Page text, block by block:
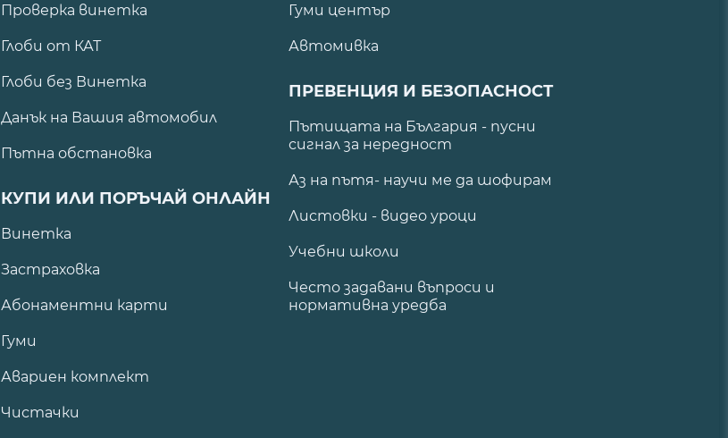
Проверка винетка
Глоби от КАТ
Глоби без Винетка
Данък на Вашия автомобил
Пътна обстановка
КУПИ ИЛИ ПОРЪЧАЙ ОНЛАЙН
Винетка
Застраховка
Абонаментни карти
Гуми
Авариен комплект
Чистачки
Гуми център
Автомивка
ПРЕВЕНЦИЯ И БЕЗОПАСНОСТ
Пътищата на България - пусни
сигнал за нередност
Аз на пътя- научи ме да шофирам
Листовки - видео уроци
Учебни школи
Често задавани въпроси и
нормативна уредба